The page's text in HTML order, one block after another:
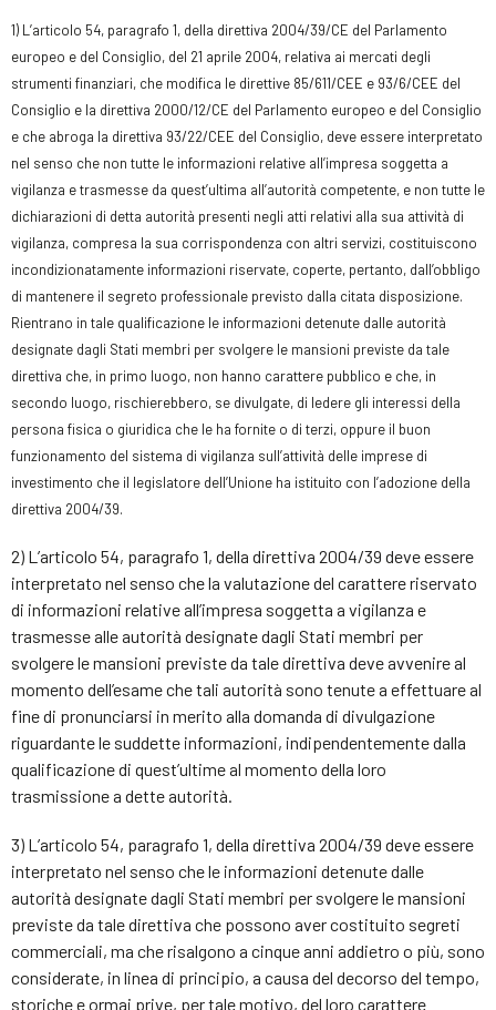
1) L’articolo 54, paragrafo 1, della direttiva 2004/39/CE del Parlamento
europeo e del Consiglio, del 21 aprile 2004, relativa ai mercati degli
strumenti finanziari, che modifica le direttive 85/611/CEE e 93/6/CEE del
Consiglio e la direttiva 2000/12/CE del Parlamento europeo e del Consiglio
e che abroga la direttiva 93/22/CEE del Consiglio, deve essere interpretato
nel senso che non tutte le informazioni relative all’impresa soggetta a
vigilanza e trasmesse da quest’ultima all’autorità competente, e non tutte le
dichiarazioni di detta autorità presenti negli atti relativi alla sua attività di
vigilanza, compresa la sua corrispondenza con altri servizi, costituiscono
incondizionatamente informazioni riservate, coperte, pertanto, dall’obbligo
di mantenere il segreto professionale previsto dalla citata disposizione.
Rientrano in tale qualificazione le informazioni detenute dalle autorità
designate dagli Stati membri per svolgere le mansioni previste da tale
direttiva che, in primo luogo, non hanno carattere pubblico e che, in
secondo luogo, rischierebbero, se divulgate, di ledere gli interessi della
persona fisica o giuridica che le ha fornite o di terzi, oppure il buon
funzionamento del sistema di vigilanza sull’attività delle imprese di
investimento che il legislatore dell’Unione ha istituito con l’adozione della
direttiva 2004/39.
2) L’articolo 54, paragrafo 1, della direttiva 2004/39 deve essere
interpretato nel senso che la valutazione del carattere riservato
di informazioni relative all’impresa soggetta a vigilanza e
trasmesse alle autorità designate dagli Stati membri per
svolgere le mansioni previste da tale direttiva deve avvenire al
momento dell’esame che tali autorità sono tenute a effettuare al
fine di pronunciarsi in merito alla domanda di divulgazione
riguardante le suddette informazioni, indipendentemente dalla
qualificazione di quest’ultime al momento della loro
trasmissione a dette autorità.
3) L’articolo 54, paragrafo 1, della direttiva 2004/39 deve essere
interpretato nel senso che le informazioni detenute dalle
autorità designate dagli Stati membri per svolgere le mansioni
previste da tale direttiva che possono aver costituito segreti
commerciali, ma che risalgono a cinque anni addietro o più, sono
considerate, in linea di principio, a causa del decorso del tempo,
storiche e ormai prive, per tale motivo, del loro carattere